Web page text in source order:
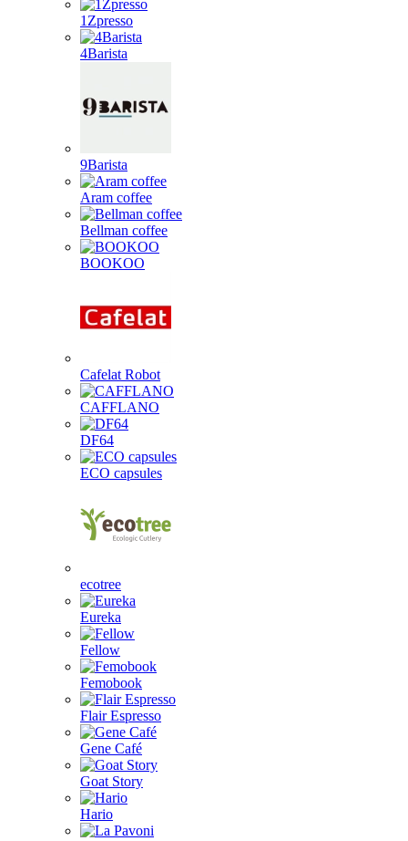
1Zpresso
4Barista
9Barista
Aram coffee
Bellman coffee
BOOKOO
Cafelat Robot
CAFFLANO
DF64
ECO capsules
ecotree
Eureka
Fellow
Femobook
Flair Espresso
Gene Café
Goat Story
Hario